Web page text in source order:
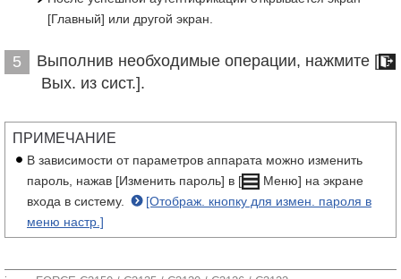
[Главный] или другой экран.
5
Выполнив необходимые операции, нажмите [
Вых. из сист.].
ПРИМЕЧАНИЕ
В зависимости от параметров аппарата можно изменить
пароль, нажав [Изменить пароль] в [
Меню] на экране
входа в систему.
[Отображ. кнопку для измен. пароля в
меню настр.]